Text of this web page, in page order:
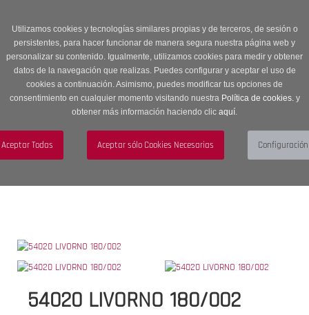
Utilizamos cookies y tecnologías similares propias y de terceros, de sesión o
persistentes, para hacer funcionar de manera segura nuestra página web y
personalizar su contenido. Igualmente, utilizamos cookies para medir y obtener
datos de la navegación que realizas. Puedes configurar y aceptar el uso de
cookies a continuación. Asimismo, puedes modificar tus opciones de
consentimiento en cualquier momento visitando nuestra Política de cookies.y
obtener más información haciendo clic aquí.
descuento en Sección OUTLET con código OUTLET20
navigation
Menú
54020 LIVORNO 180/002